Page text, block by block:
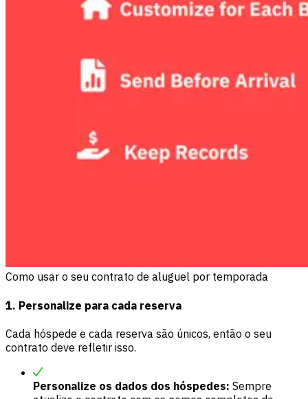
Como usar o seu contrato de aluguel por temporada
1. Personalize para cada reserva
Cada hóspede e cada reserva são únicos, então o seu
contrato deve refletir isso.
Personalize os dados dos hóspedes: Sempre